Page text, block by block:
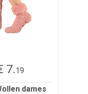
7.19
dames